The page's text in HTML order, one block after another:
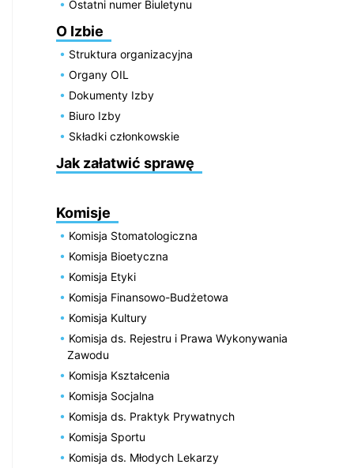
Ostatni numer Biuletynu
O Izbie
Struktura organizacyjna
Organy OIL
Dokumenty Izby
Biuro Izby
Składki członkowskie
Jak załatwić sprawę
Komisje
Komisja Stomatologiczna
Komisja Bioetyczna
Komisja Etyki
Komisja Finansowo-Budżetowa
Komisja Kultury
Komisja ds. Rejestru i Prawa Wykonywania
Zawodu
Komisja Kształcenia
Komisja Socjalna
Komisja ds. Praktyk Prywatnych
Komisja Sportu
Komisja ds. Młodych Lekarzy